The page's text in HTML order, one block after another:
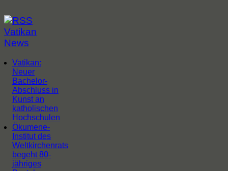
Vatikan
News
Vatikan:
Neuer
Bachelor-
Abschluss in
Kunst an
katholischen
Hochschulen
Ökumene-
Institut des
Weltkirchenrats
begeht 80-
jähriges